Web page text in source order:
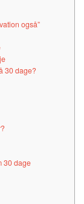
også”
30 dage?
30 dage